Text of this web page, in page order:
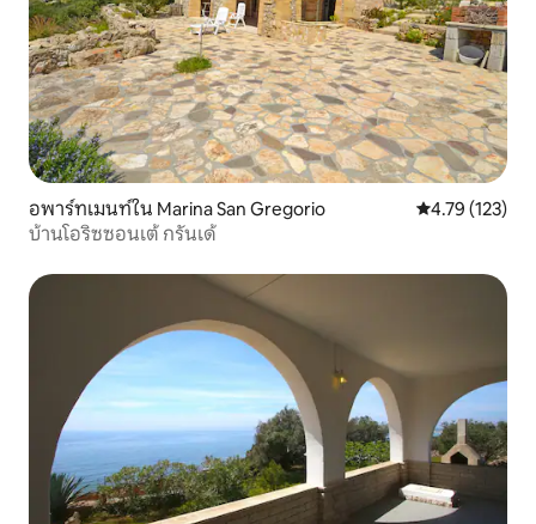
อพาร์ทเมนท์ใน Marina San Gregorio คะแนนเฉลี่ย
4.79 (123)
บ้านโอริซซอนเต้ กรันเด้